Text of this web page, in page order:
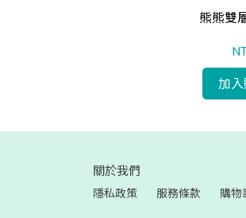
熊熊雙
加
關於我們
隱私政策 服務條款 購物